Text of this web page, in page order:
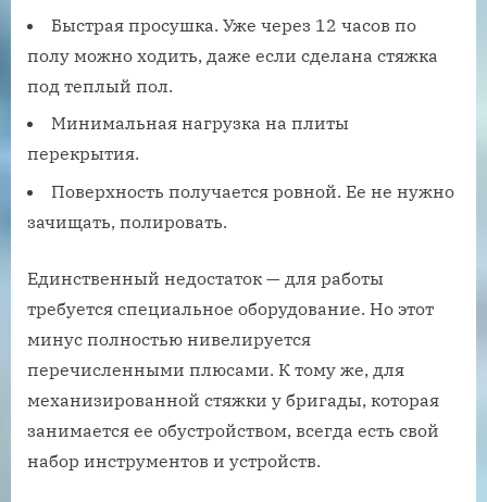
Быстрая просушка. Уже через 12 часов по
полу можно ходить, даже если сделана стяжка
под теплый пол.
Минимальная нагрузка на плиты
перекрытия.
Поверхность получается ровной. Ее не нужно
зачищать, полировать.
Единственный недостаток — для работы
требуется специальное оборудование. Но этот
минус полностью нивелируется
перечисленными плюсами. К тому же, для
механизированной стяжки у бригады, которая
занимается ее обустройством, всегда есть свой
набор инструментов и устройств.